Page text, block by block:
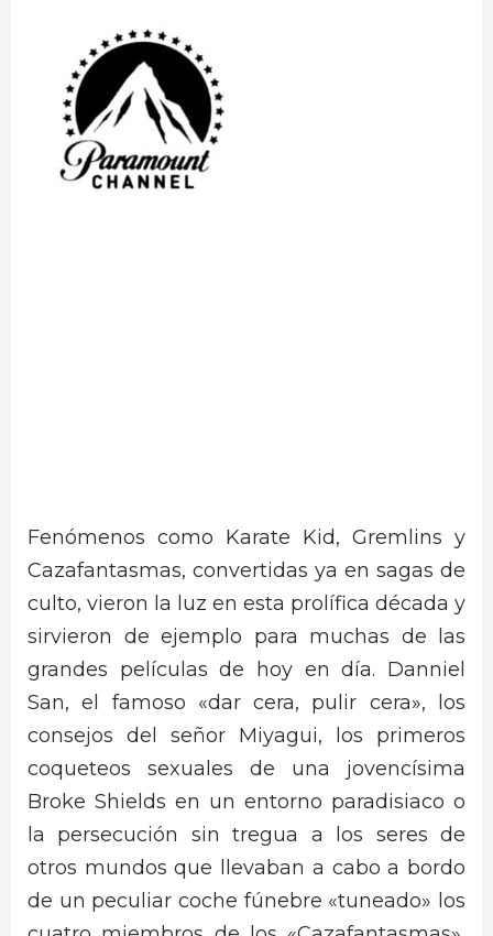
Fenómenos como Karate Kid, Gremlins y
Cazafantasmas, convertidas ya en sagas de
culto, vieron la luz en esta prolífica década y
sirvieron de ejemplo para muchas de las
grandes películas de hoy en día. Danniel
San, el famoso «dar cera, pulir cera», los
consejos del señor Miyagui, los primeros
coqueteos sexuales de una jovencísima
Broke Shields en un entorno paradisiaco o
la persecución sin tregua a los seres de
otros mundos que llevaban a cabo a bordo
de un peculiar coche fúnebre «tuneado» los